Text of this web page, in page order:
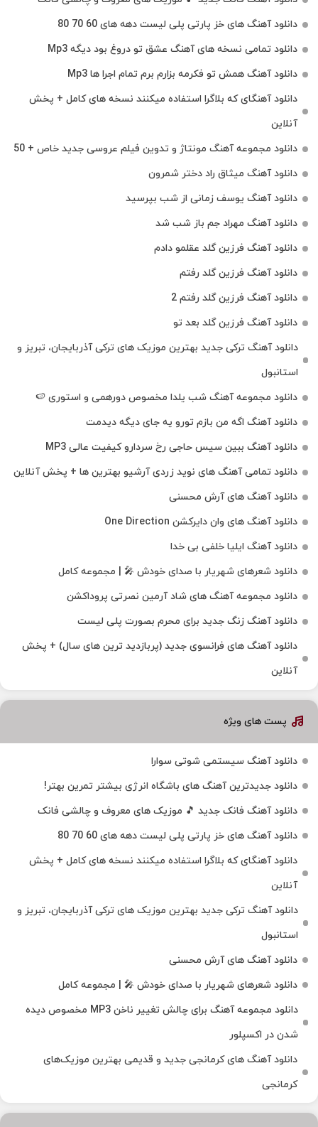
دانلود آهنگ های خز پارتی پلی لیست دهه های 60 70 80
دانلود تمامی نسخه های آهنگ عشق تو دروغ بود دیگه Mp3
دانلود آهنگ همش تو فکرمه بزارم برم تمام اجرا ها Mp3
دانلود آهنگای که بلاگرا استفاده میکنند نسخه های کامل + پخش
آنلاین
دانلود مجموعه آهنگ مونتاژ و تدوین فیلم عروسی جدید خاص + 50
دانلود آهنگ میثاق راد دختر شمرون
دانلود آهنگ یوسف زمانی از شب بپرسید
دانلود آهنگ مهراد جم باز شب شد
دانلود آهنگ فرزین گلد عقلمو دادم
دانلود آهنگ فرزین گلد رفتم
دانلود آهنگ فرزین گلد رفتم 2
دانلود آهنگ فرزین گلد بعد تو
دانلود آهنگ ترکی جدید بهترین موزیک‌ های ترکی آذربایجان، تبریز و
استانبول
دانلود مجموعه آهنگ شب یلدا مخصوص دورهمی و استوری 🍉
دانلود آهنگ اگه من بازم تورو یه جای دیگه دیدمت
دانلود آهنگ ببین سیس حاجی رخ سردارو کیفیت عالی MP3
دانلود تمامی آهنگ های نوید زردی آرشیو بهترین ها + پخش آنلاین
دانلود آهنگ های آرش محسنی
دانلود آهنگ های وان دایرکشن One Direction
دانلود آهنگ ایلیا خلفی بی خدا
دانلود شعرهای شهریار با صدای خودش 🎤 | مجموعه کامل
دانلود مجموعه آهنگ های شاد آرمین نصرتی پروداکشن
دانلود آهنگ زنگ جدید برای محرم بصورت پلی لیست
دانلود آهنگ های فرانسوی جدید (پربازدید ترین های سال) + پخش
آنلاین
پست های ویژه
دانلود آهنگ سیستمی شوتی سوارا
دانلود جدیدترین آهنگ‌ های باشگاه انرژی بیشتر تمرین بهتر!
دانلود آهنگ فانک جدید 🎵 موزیک‌ های معروف و چالشی فانک
دانلود آهنگ های خز پارتی پلی لیست دهه های 60 70 80
دانلود آهنگای که بلاگرا استفاده میکنند نسخه های کامل + پخش
آنلاین
دانلود آهنگ ترکی جدید بهترین موزیک‌ های ترکی آذربایجان، تبریز و
استانبول
دانلود آهنگ های آرش محسنی
دانلود شعرهای شهریار با صدای خودش 🎤 | مجموعه کامل
دانلود مجموعه آهنگ برای چالش تغییر ناخن MP3 مخصوص دیده
شدن در اکسپلور
دانلود آهنگ‌ های کرمانجی جدید و قدیمی بهترین موزیک‌های
کرمانجی